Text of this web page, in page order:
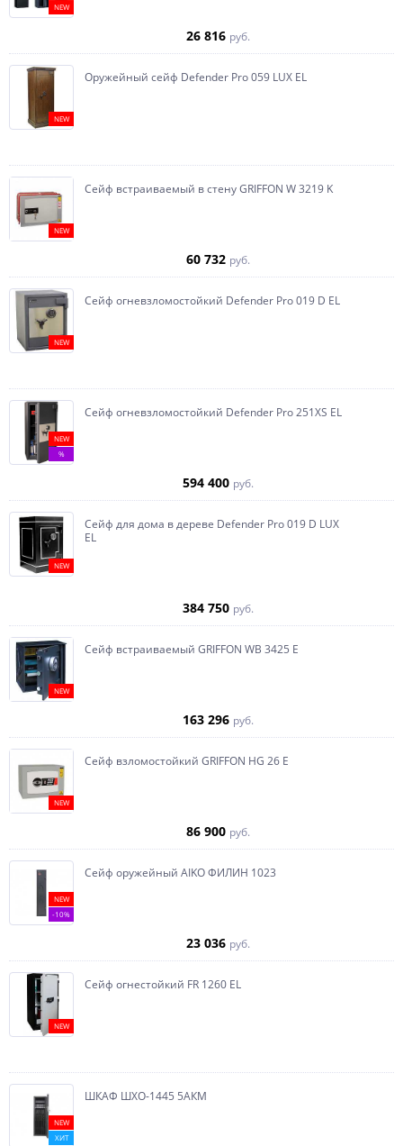
NEW
26 816 руб.
NEW
Оружейный сейф Defender Pro 059 LUX EL
NEW
Сейф встраиваемый в стену GRIFFON W 3219 K
60 732 руб.
NEW
Сейф огневзломостойкий Defender Pro 019 D EL
NEW
%
Сейф огневзломостойкий Defender Pro 251XS EL
594 400 руб.
NEW
Сейф для дома в дереве Defender Pro 019 D LUX
EL
384 750 руб.
NEW
Сейф встраиваемый GRIFFON WB 3425 E
163 296 руб.
NEW
Сейф взломостойкий GRIFFON HG 26 E
86 900 руб.
NEW
-10%
Сейф оружейный AIKO ФИЛИН 1023
23 036 руб.
NEW
Сейф огнестойкий FR 1260 EL
NEW
ХИТ
ШКАФ ШХО-1445 5АКМ